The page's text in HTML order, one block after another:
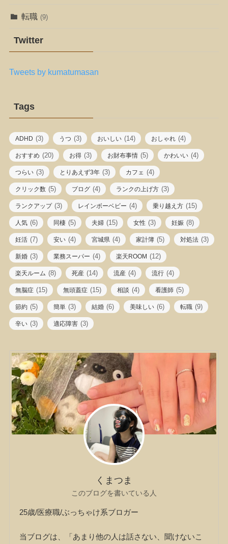
転職 (9)
Twitter
Tweets by kumatumasan
Tags
ADHD (3) うつ (3) おいしい (14) おしゃれ (4)
おすすめ (20) お得 (3) お財布事情 (5) かわいい (4)
つらい (3) とりあえず3年 (3) カフェ (4)
クリック数 (5) ブログ (4) ランクの上げ方 (3)
ランクアップ(3) レインボーベビー (4) 乗り越え方 (15)
人気 (6) 同棲 (5) 夫婦 (15) 女性 (3) 妊娠 (8)
妊活 (7) 安い (4) 宮城県 (4) 家計簿 (5) 対処法 (3)
新婚 (3) 業務スーパー (4) 楽天ROOM (12)
楽天ルーム (8) 死産 (14) 流産 (4) 流行 (4)
無脳症 (15) 無頭蓋症 (15) 相談 (4) 看護師 (5)
節約 (5) 簡単 (3) 結婚 (6) 美味しい (6) 転職 (9)
辛い (3) 適応障害 (3)
くまつま
このブログを書いている人
25歳/医療職/ぶっちゃけ系ブロガー
当ブログは、「あまり他の人は話さない、聞けないこ